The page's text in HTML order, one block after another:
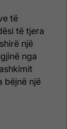
të
të tjera
një
nga
bëjnë një